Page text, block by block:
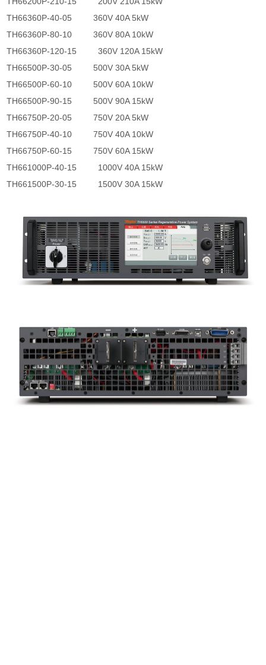
TH66360P-40-05 360V 40A 5kW
TH66360P-80-10 360V 80A 10kW
TH66360P-120-15 360V 120A 15kW
TH66500P-30-05 500V 30A 5kW
TH66500P-60-10 500V 60A 10kW
TH66500P-90-15 500V 90A 15kW
TH66750P-20-05 750V 20A 5kW
TH66750P-40-10 750V 40A 10kW
TH66750P-60-15 750V 60A 15kW
TH661000P-40-15 1000V 40A 15kW
TH661500P-30-15 1500V 30A 15kW